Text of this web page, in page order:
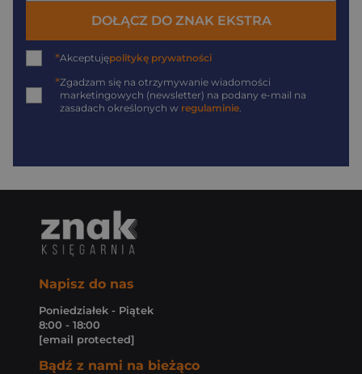
DOŁĄCZ DO ZNAK EKSTRA
*Akceptujępolitykę prywatności
*Zgadzam się na otrzymywanie wiadomości
marketingowych (newsletter) na podany e-mail na
zasadach określonych w regulaminie.
Napisz do nas
Poniedziałek - Piątek
8:00 - 18:00
[email protected]
Bądź z nami na bieżąco